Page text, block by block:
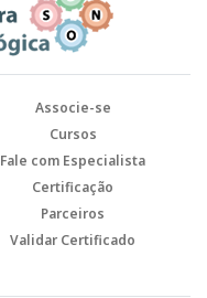
Associe-se
Cursos
Fale com Especialista
Certificação
Parceiros
Validar Certificado